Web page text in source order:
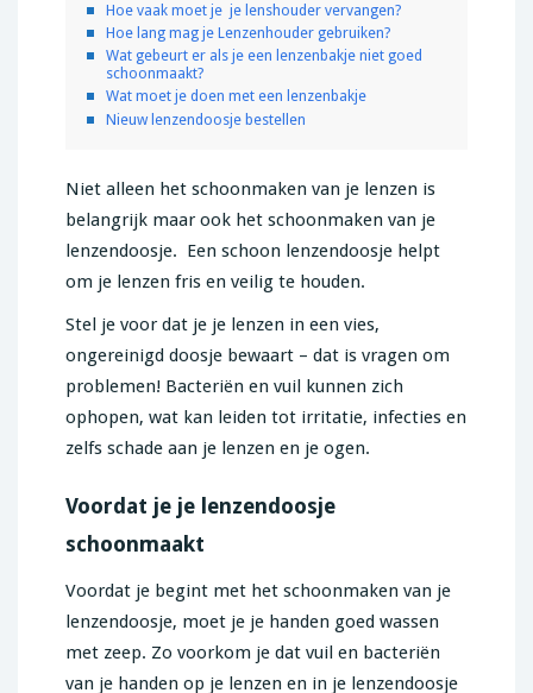
Hoe vaak moet je je lenshouder vervangen?
Hoe lang mag je Lenzenhouder gebruiken?
Wat gebeurt er als je een lenzenbakje niet goed
schoonmaakt?
Wat moet je doen met een lenzenbakje
Nieuw lenzendoosje bestellen
Niet alleen het schoonmaken van je lenzen is
belangrijk maar ook het schoonmaken van je
lenzendoosje. Een schoon lenzendoosje helpt
om je lenzen fris en veilig te houden.
Stel je voor dat je je lenzen in een vies,
ongereinigd doosje bewaart – dat is vragen om
problemen! Bacteriën en vuil kunnen zich
ophopen, wat kan leiden tot irritatie, infecties en
zelfs schade aan je lenzen en je ogen.
Voordat je je lenzendoosje
schoonmaakt
Voordat je begint met het schoonmaken van je
lenzendoosje, moet je je handen goed wassen
met zeep. Zo voorkom je dat vuil en bacteriën
van je handen op je lenzen en in je lenzendoosje